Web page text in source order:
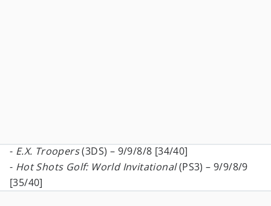
- E.X. Troopers(3DS) – 9/9/8/8 [34/40]
- Hot Shots Golf: World Invitational(PS3) – 9/9/8/9
[35/40]